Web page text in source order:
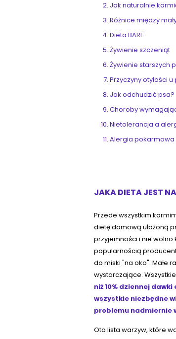
Jak naturalnie
Różnice między
Dieta BARF
Żywienie szczeniąt
Żywienie starszych
Przyczyny otyłości
Jak odchudzić psa?
Choroby
Nietolerancja a
Alergia pokarmowa
JAKA DIETA JEST
Przede wszystkim
dietę domową ułożoną
przyjemności i nie wolno
popularnością
do miski "na oko". Małe
wystarczające.
niż 10% dziennej
wszystkie niezbędne
problemu nadmiernie
Oto lista warzyw, które